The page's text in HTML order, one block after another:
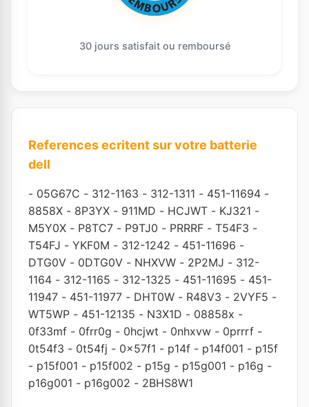
30 jours satisfait ou remboursé
References ecritent sur votre batterie
dell
- 05G67C - 312-1163 - 312-1311 - 451-11694 -
8858X - 8P3YX - 911MD - HCJWT - KJ321 -
M5Y0X - P8TC7 - P9TJ0 - PRRRF - T54F3 -
T54FJ - YKF0M - 312-1242 - 451-11696 -
DTG0V - 0DTG0V - NHXVW - 2P2MJ - 312-
1164 - 312-1165 - 312-1325 - 451-11695 - 451-
11947 - 451-11977 - DHT0W - R48V3 - 2VYF5 -
WT5WP - 451-12135 - N3X1D - 08858x -
0f33mf - 0frr0g - 0hcjwt - 0nhxvw - 0prrrf -
0t54f3 - 0t54fj - 0x57f1 - p14f - p14f001 - p15f
- p15f001 - p15f002 - p15g - p15g001 - p16g -
p16g001 - p16g002 - 2BHS8W1